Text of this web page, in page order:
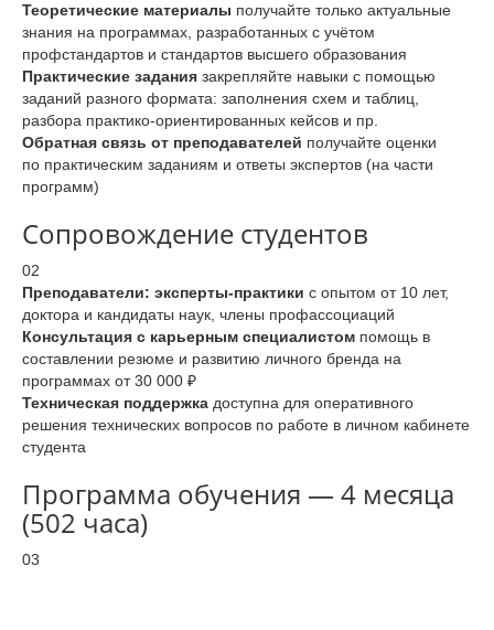
Теоретические материалы получайте только актуальные
знания на программах, разработанных с учётом
профстандартов и стандартов высшего образования
Практические задания закрепляйте навыки с помощью
заданий разного формата: заполнения схем и таблиц,
разбора практико-ориентированных кейсов и пр.
Обратная связь от преподавателей получайте оценки
по практическим заданиям и ответы экспертов (на части
программ)
Сопровождение студентов
02
Преподаватели: эксперты-практики с опытом от 10 лет,
доктора и кандидаты наук, члены профассоциаций
Консультация с карьерным специалистом помощь в
составлении резюме и развитию личного бренда на
программах от 30 000 ₽
Техническая поддержка доступна для оперативного
решения технических вопросов по работе в личном кабинете
студента
Программа обучения — 4 месяца
(502 часа)
03